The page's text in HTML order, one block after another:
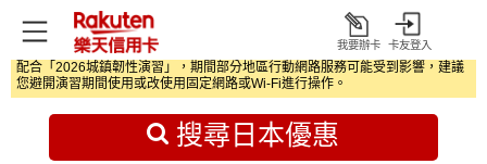
打
開
我要辦卡 卡友登入
配合「2026城鎮韌性演習」，期間部分地區行動網路服務可能受到影響，建議
您避開演習期間使用或改使用固定網路或Wi‑Fi進行操作。
首頁 日本旅遊優惠
搜尋日本優惠